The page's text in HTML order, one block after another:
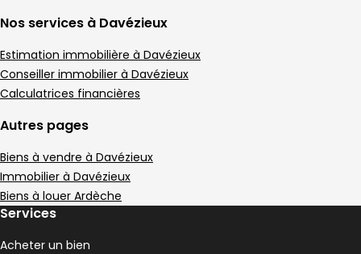
Nos services à Davézieux
Estimation immobilière à Davézieux
Conseiller immobilier à Davézieux
Calculatrices financières
Autres pages
Biens à vendre à Davézieux
Immobilier à Davézieux
Biens à louer Ardèche
Services
Acheter un bien